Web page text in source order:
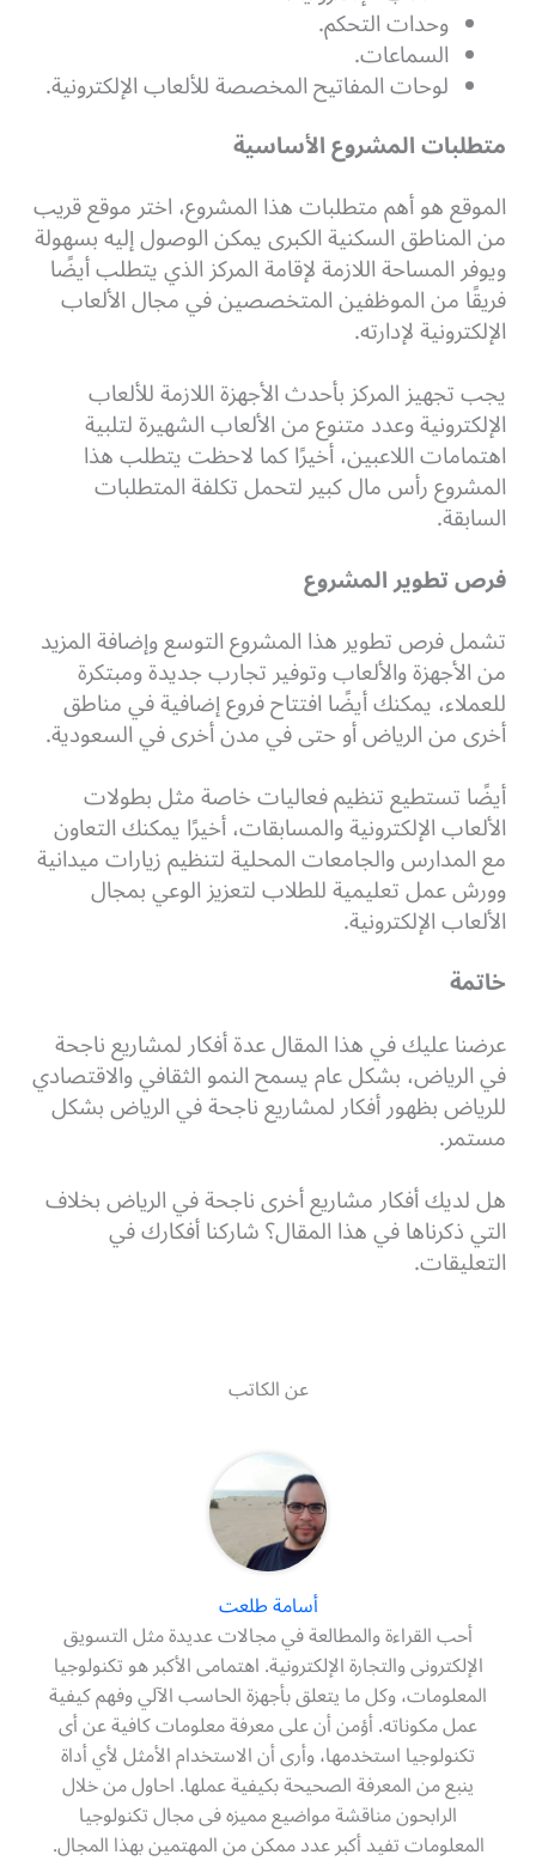
وحدات التحكم.
السماعات.
لوحات المفاتيح المخصصة للألعاب الإلكترونية.
متطلبات المشروع الأساسية
الموقع هو أهم متطلبات هذا المشروع، اختر موقع قريب
من المناطق السكنية الكبرى يمكن الوصول إليه بسهولة
ويوفر المساحة اللازمة لإقامة المركز الذي يتطلب أيضًا
فريقًا من الموظفين المتخصصين في مجال الألعاب
الإلكترونية لإدارته.
يجب تجهيز المركز بأحدث الأجهزة اللازمة للألعاب
الإلكترونية وعدد متنوع من الألعاب الشهيرة لتلبية
اهتمامات اللاعبين، أخيرًا كما لاحظت يتطلب هذا
المشروع رأس مال كبير لتحمل تكلفة المتطلبات
السابقة.
فرص تطوير المشروع
تشمل فرص تطوير هذا المشروع التوسع وإضافة المزيد
من الأجهزة والألعاب وتوفير تجارب جديدة ومبتكرة
للعملاء، يمكنك أيضًا افتتاح فروع إضافية في مناطق
أخرى من الرياض أو حتى في مدن أخرى في السعودية.
أيضًا تستطيع تنظيم فعاليات خاصة مثل بطولات
الألعاب الإلكترونية والمسابقات، أخيرًا يمكنك التعاون
مع المدارس والجامعات المحلية لتنظيم زيارات ميدانية
وورش عمل تعليمية للطلاب لتعزيز الوعي بمجال
الألعاب الإلكترونية.
خاتمة
عرضنا عليك في هذا المقال عدة أفكار لمشاريع ناجحة
في الرياض، بشكل عام يسمح النمو الثقافي والاقتصادي
للرياض بظهور أفكار لمشاريع ناجحة في الرياض بشكل
مستمر.
هل لديك أفكار مشاريع أخرى ناجحة في الرياض بخلاف
التي ذكرناها في هذا المقال؟ شاركنا أفكارك في
التعليقات.
عن الكاتب
أسامة طلعت
أحب القراءة والمطالعة في مجالات عديدة مثل التسويق
الإلكترونى والتجارة الإلكترونية. اهتمامى الأكبر هو تكنولوجيا
المعلومات، وكل ما يتعلق بأجهزة الحاسب الآلي وفهم كيفية
عمل مكوناته. أؤمن أن على معرفة معلومات كافية عن أى
تكنولوجيا استخدمها، وأرى أن الاستخدام الأمثل لأي أداة
ينبع من المعرفة الصحيحة بكيفية عملها. احاول من خلال
الرابحون مناقشة مواضيع مميزه فى مجال تكنولوجيا
المعلومات تفيد أكبر عدد ممكن من المهتمين بهذا المجال.